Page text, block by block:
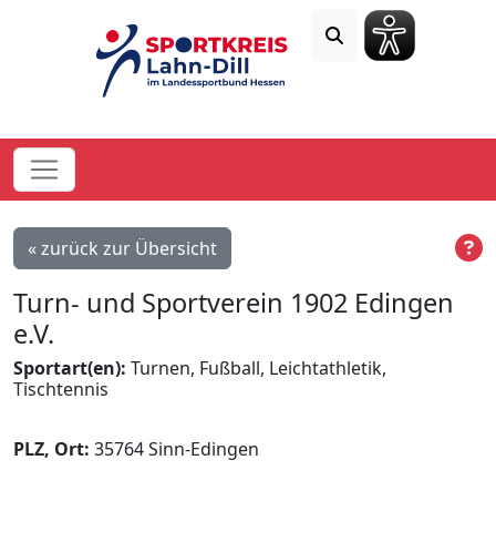
« zurück zur Übersicht
Turn- und Sportverein 1902 Edingen
e.V.
Sportart(en): Turnen, Fußball, Leichtathletik,
Tischtennis
PLZ, Ort: 35764 Sinn-Edingen